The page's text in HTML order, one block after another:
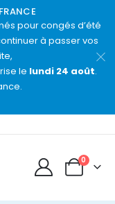
pour congés d’été
à passer vos
le lundi 24 août.
0